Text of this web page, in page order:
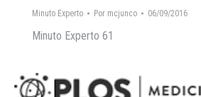
Minuto Experto Por mcjunco 06/09/2016
Minuto Experto 61